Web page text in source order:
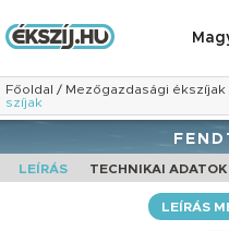
Főoldal / Mezőgazdasági ékszíjak
szíjak
LEÍRÁS TECHNIKAI ADATOK
LEÍRÁS